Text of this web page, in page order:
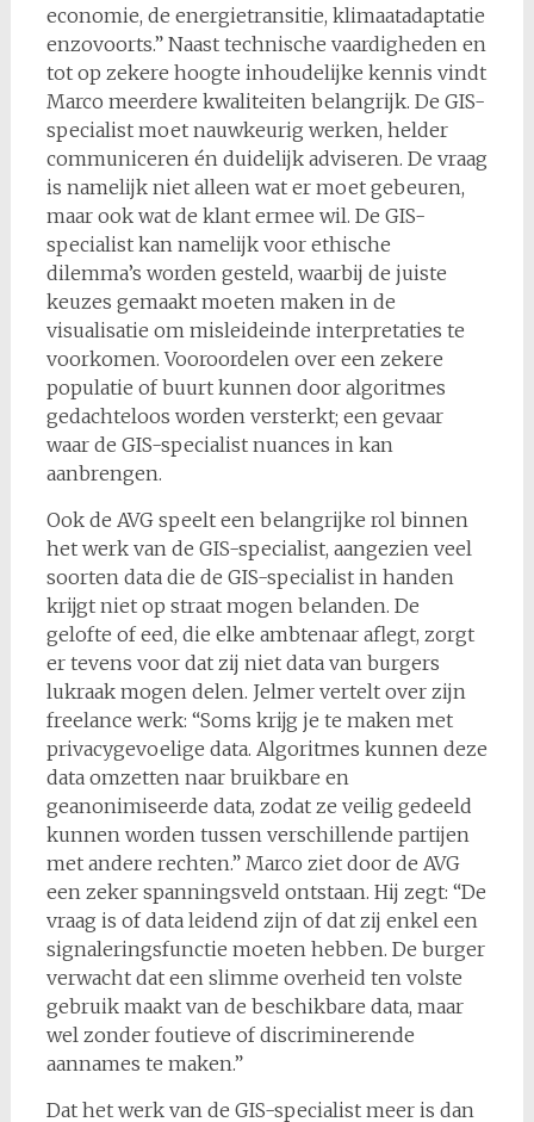
economie, de energietransitie, klimaatadaptatie
enzovoorts.” Naast technische vaardigheden en
tot op zekere hoogte inhoudelijke kennis vindt
Marco meerdere kwaliteiten belangrijk. De GIS-
specialist moet nauwkeurig werken, helder
communiceren én duidelijk adviseren. De vraag
is namelijk niet alleen wat er moet gebeuren,
maar ook wat de klant ermee wil. De GIS-
specialist kan namelijk voor ethische
dilemma’s worden gesteld, waarbij de juiste
keuzes gemaakt moeten maken in de
visualisatie om misleideinde interpretaties te
voorkomen. Vooroordelen over een zekere
populatie of buurt kunnen door algoritmes
gedachteloos worden versterkt; een gevaar
waar de GIS-specialist nuances in kan
aanbrengen.
Ook de AVG speelt een belangrijke rol binnen
het werk van de GIS-specialist, aangezien veel
soorten data die de GIS-specialist in handen
krijgt niet op straat mogen belanden. De
gelofte of eed, die elke ambtenaar aflegt, zorgt
er tevens voor dat zij niet data van burgers
lukraak mogen delen. Jelmer vertelt over zijn
freelance werk: “Soms krijg je te maken met
privacygevoelige data. Algoritmes kunnen deze
data omzetten naar bruikbare en
geanonimiseerde data, zodat ze veilig gedeeld
kunnen worden tussen verschillende partijen
met andere rechten.” Marco ziet door de AVG
een zeker spanningsveld ontstaan. Hij zegt: “De
vraag is of data leidend zijn of dat zij enkel een
signaleringsfunctie moeten hebben. De burger
verwacht dat een slimme overheid ten volste
gebruik maakt van de beschikbare data, maar
wel zonder foutieve of discriminerende
aannames te maken.”
Dat het werk van de GIS-specialist meer is dan